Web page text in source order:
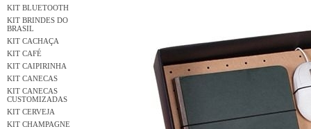
KIT BLUETOOTH
KIT BRINDES DO
BRASIL
KIT CACHAÇA
KIT CAFÉ
KIT CAIPIRINHA
KIT CANECAS
KIT CANECAS
CUSTOMIZADAS
KIT CERVEJA
KIT CHAMPAGNE